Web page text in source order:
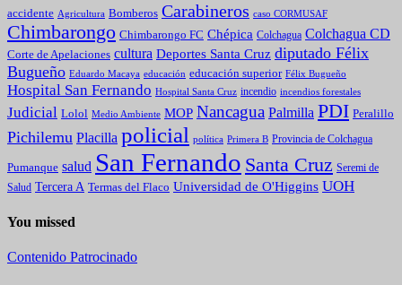
accidente Agricultura Bomberos Carabineros caso CORMUSAF
Chimbarongo Chimbarongo FC Chépica Colchagua Colchagua CD
Corte de Apelaciones cultura Deportes Santa Cruz diputado Félix
Bugueño Eduardo Macaya educación educación superior Félix Bugueño
Hospital San Fernando Hospital Santa Cruz incendio incendios forestales
Judicial Lolol Medio Ambiente MOP Nancagua Palmilla PDI Peralillo
Pichilemu Placilla policial política Primera B Provincia de Colchagua
Pumanque salud San Fernando Santa Cruz Seremi de
Salud Tercera A Termas del Flaco Universidad de O'Higgins UOH
You missed
Contenido Patrocinado